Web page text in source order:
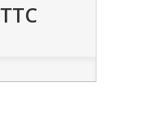
TTC